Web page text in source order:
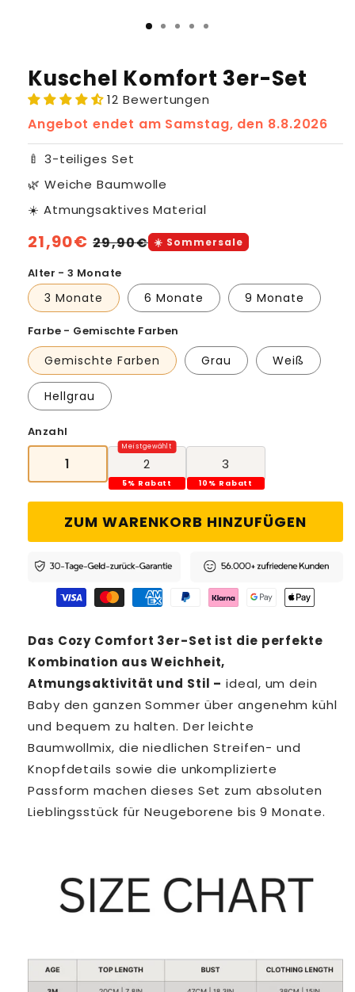
Kuschel Komfort 3er-Set
12 Bewertungen
Angebot endet am Samstag, den 8.8.2026
🍼 3-teiliges Set
🌿 Weiche Baumwolle
☀️ Atmungsaktives Material
Normaler
Preis
21,90€ Verkaufspreis
29,90€ ☀️ Sommersale
Alter - 3 Monate
3 Monate 6 Monate 9 Monate
Farbe - Gemischte Farben
Gemischte Farben Grau Weiß
Hellgrau
Anzahl
1 2
5% Rabatt
3
10% Rabatt
ZUM WARENKORB HINZUFÜGEN
Das Cozy Comfort 3er-Set ist die perfekte
Kombination aus Weichheit,
Atmungsaktivität und Stil – ideal, um dein
Baby den ganzen Sommer über angenehm kühl
und bequem zu halten. Der leichte
Baumwollmix, die niedlichen Streifen- und
Knopfdetails sowie die unkomplizierte
Passform machen dieses Set zum absoluten
Lieblingsstück für Neugeborene bis 9 Monate.